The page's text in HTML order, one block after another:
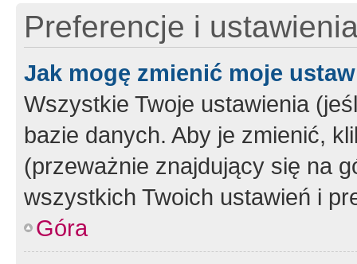
Preferencje i
Jak mogę zmienić moje
Wszystkie Twoje ustawienia
bazie danych. Aby je zmienić,
(przeważnie znajdujący się na
wszystkich Twoich ustawień i
Góra